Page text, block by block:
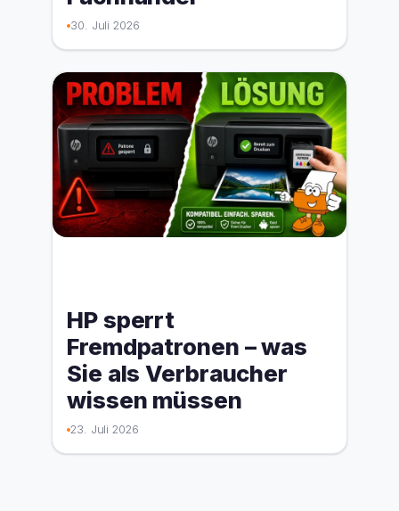
30. Juli 2026
HP sperrt
Fremdpatronen – was
Sie als Verbraucher
wissen müssen
23. Juli 2026